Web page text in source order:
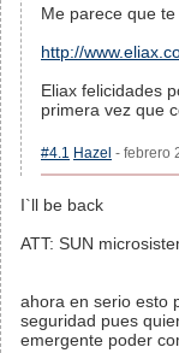
Me parece que
http://
Eliax felicidades
primera vez que
#4.1 Hazel - febrero
I`ll be back
ATT: SUN
ahora en serio esto
seguridad pues
emergente poder